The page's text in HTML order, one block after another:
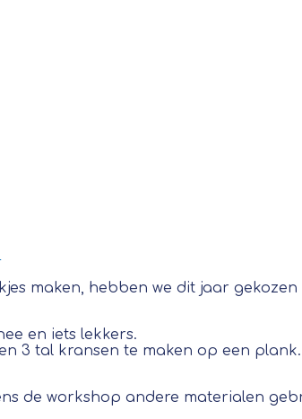
maken, hebben we dit jaar
en iets lekkers.
3 tal kransen te maken op een plank.
de workshop andere materialen